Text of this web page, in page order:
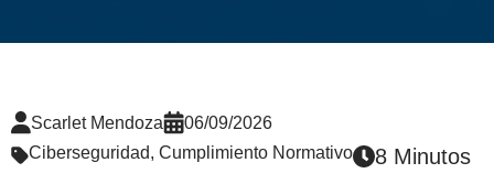
Scarlet Mendoza
06/09/2026
Ciberseguridad, Cumplimiento Normativo 8 Minutos